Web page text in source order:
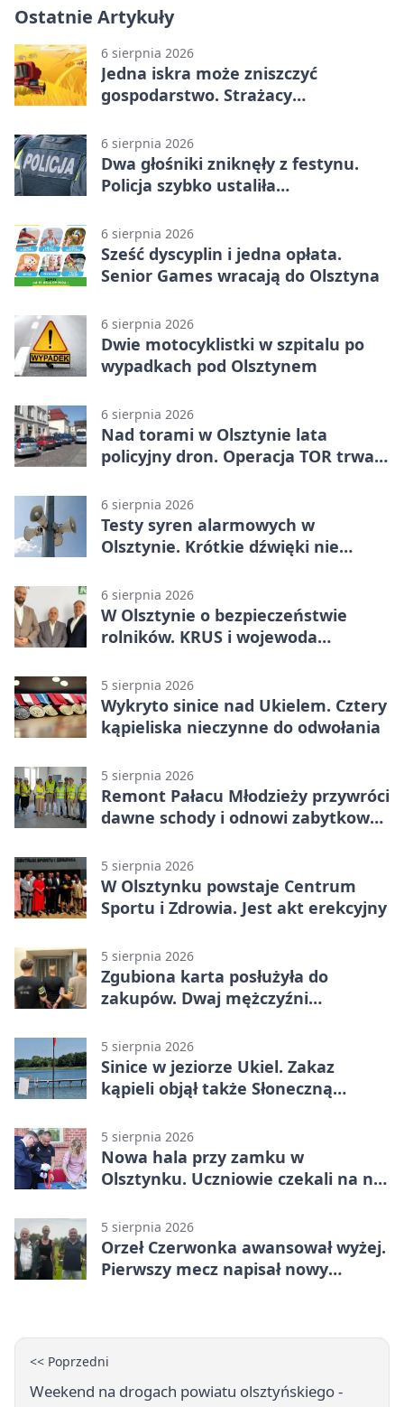
Ostatnie Artykuły
6 sierpnia 2026
Jedna iskra może zniszczyć
gospodarstwo. Strażacy
6 sierpnia 2026
Dwa głośniki zniknęły z festynu.
Policja szybko ustaliła
6 sierpnia 2026
Sześć dyscyplin i jedna opłata.
Senior Games wracają do Olsztyna
6 sierpnia 2026
Dwie motocyklistki w szpitalu po
wypadkach pod Olsztynem
6 sierpnia 2026
Nad torami w Olsztynie lata
policyjny dron. Operacja TOR trwa
6 sierpnia 2026
Testy syren alarmowych w
Olsztynie. Krótkie dźwięki nie
6 sierpnia 2026
W Olsztynie o bezpieczeństwie
rolników. KRUS i wojewoda
5 sierpnia 2026
Wykryto sinice nad Ukielem. Cztery
kąpieliska nieczynne do odwołania
5 sierpnia 2026
Remont Pałacu Młodzieży przywróci
dawne schody i odnowi zabytkowy
5 sierpnia 2026
W Olsztynku powstaje Centrum
Sportu i Zdrowia. Jest akt erekcyjny
5 sierpnia 2026
Zgubiona karta posłużyła do
zakupów. Dwaj mężczyźni
5 sierpnia 2026
Sinice w jeziorze Ukiel. Zakaz
kąpieli objął także Słoneczną
5 sierpnia 2026
Nowa hala przy zamku w
Olsztynku. Uczniowie czekali na nią
5 sierpnia 2026
Orzeł Czerwonka awansował wyżej.
Pierwszy mecz napisał nowy
<< Poprzedni
Weekend na drogach powiatu olsztyńskiego -